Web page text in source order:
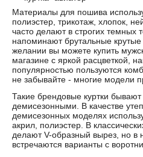
Материалы для пошива
полиэстер, трикотаж, хлопок,
часто делают в строгих темных
напоминают брутальные крутые
желании вы можете купить
магазине с яркой расцветкой,
популярностью пользуются
не забывайте - многие модели
Такие брендовые куртки
демисезонными. В качестве
демисезонных моделях
акрил, полиэстер. В
делают V-образный вырез, но в
встречаются варианты с